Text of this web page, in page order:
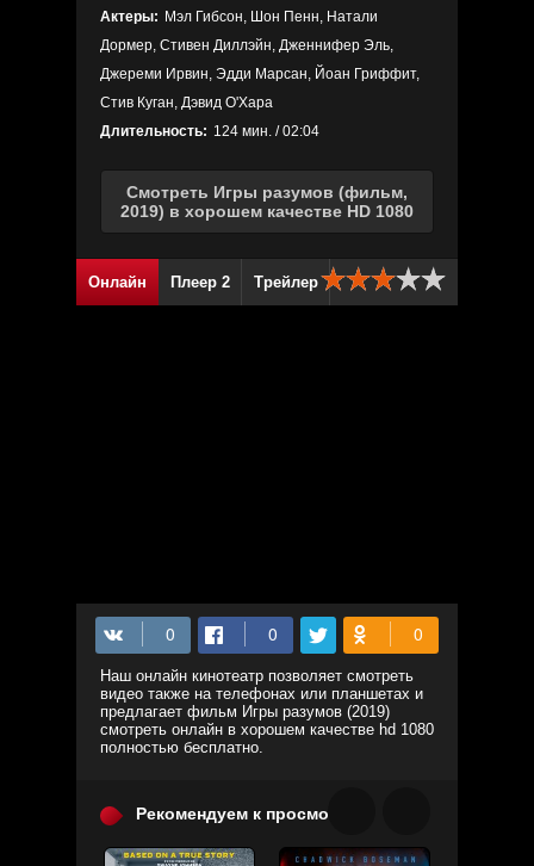
Актеры: Мэл Гибсон, Шон Пенн, Натали
Дормер, Стивен Диллэйн, Дженнифер Эль,
Джереми Ирвин, Эдди Марсан, Йоан Гриффит,
Стив Куган, Дэвид О'Хара
Длительность: 124 мин. / 02:04
Смотреть Игры разумов (фильм,
2019) в хорошем качестве HD 1080
Онлайн Плеер 2 Трейлер
Наш онлайн кинотеатр позволяет смотреть
видео также на телефонах или планшетах и
предлагает фильм Игры разумов (2019)
смотреть онлайн в хорошем качестве hd 1080
полностью бесплатно.
Рекомендуем к просмотру: